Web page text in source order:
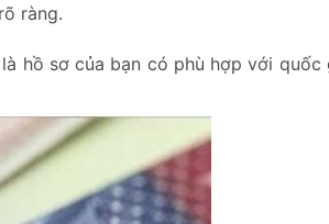
ràng.
hồ sơ của bạn có phù hợp với quốc